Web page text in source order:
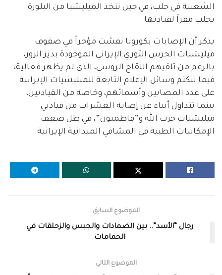
الشعبية في حلب، في حين تتخذ الميليشيا من البلورة
بحلب مقراً لقيادتها
يذكر أن الإصابات بكورونا تفشت مؤخراً في صفوف
ميليشيات الحرس الثوري الإيراني الموجودة بدير الزور،
بالرغم من تلقيهم اللقاح الروسي، الذي لم يظهر فعالية،
فيما تتكتم وسائل الإعلام التابعة للميليشيات الإيرانية
على عدد المصابين وأسمائهم، وخاصة من القياديين،
بينما تتداول أنباء عن إصابة العشرات من قياديي
ميليشيات حزب الله و”فاطميون”، في ظل ضعف
الإمكانيات الطبية في المشافي الميدانية الإيرانية.
الموضوع السابق
رجال “الأسد”.. بين الضمادات والجبس والزحلقات في
الحمامات
الموضوع التالي